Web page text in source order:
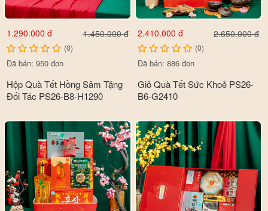
1.290.000 đ 1.450.000 đ
(0)
Đã bán: 950 đơn
Hộp Quà Tết Hồng Sâm Tặng
Đối Tác PS26-B8-H1290
2.410.000 đ 2.650.000 đ
(0)
Đã bán: 886 đơn
Giỏ Quà Tết Sức Khoẻ PS26-
B6-G2410